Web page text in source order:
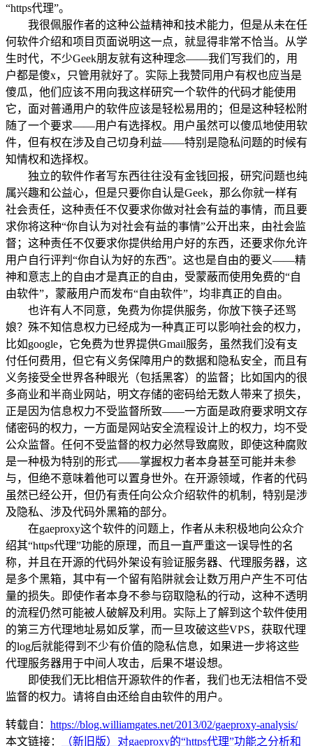
“https代理”。
我很佩服作者的这种公益精神和技术能力，但是从未在任
何软件介绍和项目页面说明这一点，就显得非常不恰当。从学
生时代，不少Geek朋友就有这种理念——我们写我们的，用
户都是傻x，只管用就好了。实际上我赞同用户有权也应当是
傻瓜，他们应该不用向我这样研究一个软件的代码才能使用
它，面对普通用户的软件应该是轻松易用的；但是这种轻松附
随了一个要求——用户有选择权。用户虽然可以傻瓜地使用软
件，但有权在涉及自己切身利益——特别是隐私问题的时候有
知情权和选择权。
独立的软件作者写东西往往没有金钱回报，研究问题也纯
属兴趣和公益心，但是只要你自认是Geek，那么你就一样有
社会责任，这种责任不仅要求你做对社会有益的事情，而且要
求你将这种“你自认为对社会有益的事情”公开出来，由社会监
督；这种责任不仅要求你提供给用户好的东西，还要求你允许
用户自行评判“你自认为好的东西”。这也是自由的要义——精
神和意志上的自由才是真正的自由，受蒙蔽而使用免费的“自
由软件”，蒙蔽用户而发布“自由软件”，均非真正的自由。
也许有人不同意，免费为你提供服务，你放下筷子还骂
娘？殊不知信息权力已经成为一种真正可以影响社会的权力，
比如google，它免费为世界提供Gmail服务，虽然我们没有支
付任何费用，但它有义务保障用户的数据和隐私安全，而且有
义务接受全世界各种眼光（包括黑客）的监督；比如国内的很
多商业和半商业网站，明文存储的密码给无数人带来了损失，
正是因为信息权力不受监督所致——一方面是政府要求明文存
储密码的权力，一方面是网站安全流程设计上的权力，均不受
公众监督。任何不受监督的权力必然导致腐败，即使这种腐败
是一种极为特别的形式——掌握权力者本身甚至可能并未参
与，但绝不意味着他可以置身世外。在开源领域，作者的代码
虽然已经公开，但仍有责任向公众介绍软件的机制，特别是涉
及隐私、涉及代码外黑箱的部分。
在gaeproxy这个软件的问题上，作者从未积极地向公众介
绍其“https代理”功能的原理，而且一直严重这一误导性的名
称，并且在开源的代码外架设有验证服务器、代理服务器，这
是多个黑箱，其中有一个留有陷阱就会让数万用户产生不可估
量的损失。即使作者本身不参与窃取隐私的行动，这种不透明
的流程仍然可能被人破解及利用。实际上了解到这个软件使用
的第三方代理地址易如反掌，而一旦攻破这些VPS，获取代理
的log后就能得到不少有价值的隐私信息，如果进一步将这些
代理服务器用于中间人攻击，后果不堪设想。
即使我们无比相信开源软件的作者，我们也无法相信不受
监督的权力。请将自由还给自由软件的用户。
转载自： https://blog.williamgates.net/2013/02/gaeproxy-analysis/
本文链接：
（新旧版）对gaeproxy的“https代理”功能之分析和